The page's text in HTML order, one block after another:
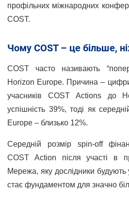
профільних міжнародних
COST.
Чому COST – це більше,
COST часто називають
Horizon Europe. Причина –
учасників COST Actions до
успішність 39%, тоді як
Europe – близько 12%.
Середній розмір spin-off
COST Action після участі в
Мережа, яку дослідники
стає фундаментом для значно